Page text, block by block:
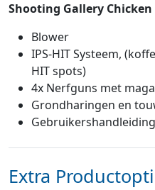
Shooting Gallery
Blower
IPS-HIT Systeem,
HIT spots)
4x Nerfguns met
Grondharingen en
Gebruikershandleiding
Extra